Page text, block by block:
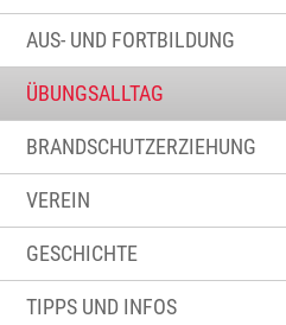
AUS- UND FORTBILDUNG
ÜBUNGSALLTAG
BRANDSCHUTZERZIEHUNG
VEREIN
GESCHICHTE
TIPPS UND INFOS